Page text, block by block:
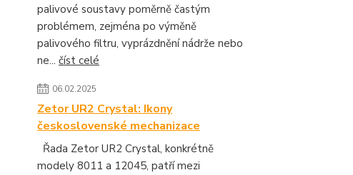
palivové soustavy poměrně častým
problémem, zejména po výměně
palivového filtru, vyprázdnění nádrže nebo
ne... číst celé
06.02.2025
Zetor UR2 Crystal: Ikony
československé mechanizace
Řada Zetor UR2 Crystal, konkrétně
modely 8011 a 12045, patří mezi